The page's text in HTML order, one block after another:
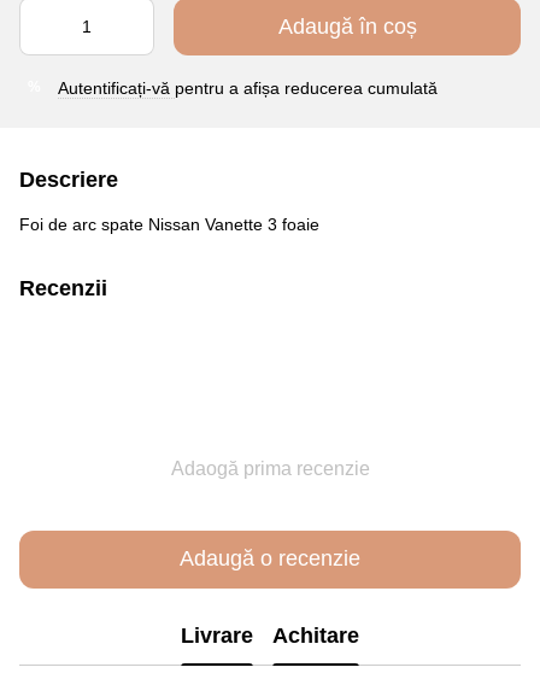
Adaugă în coș
Autentificați-vă pentru a afișa reducerea cumulată
Descriere
Foi de arc spate Nissan Vanette 3 foaie
Recenzii
Adaogă prima recenzie
Adaugă o recenzie
Livrare Achitare